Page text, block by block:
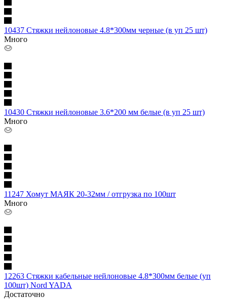
10437 Стяжки нейлоновые 4.8*300мм черные (в уп 25 шт)
Много
10430 Стяжки нейлоновые 3.6*200 мм белые (в уп 25 шт)
Много
11247 Хомут МАЯК 20-32мм / отгрузка по 100шт
Много
12263 Стяжки кабельные нейлоновые 4.8*300мм белые (уп
100шт) Nord YADA
Достаточно